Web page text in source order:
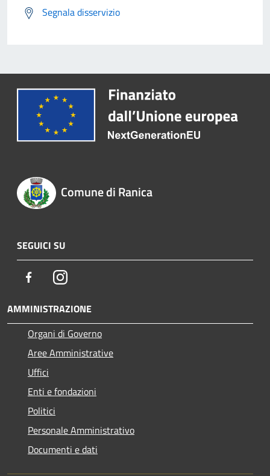
Segnala disservizio
Comune di Ranica
SEGUICI SU
FacebookInstagram
AMMINISTRAZIONE
Organi di Governo
Aree Amministrative
Uffici
Enti e fondazioni
Politici
Personale Amministrativo
Documenti e dati